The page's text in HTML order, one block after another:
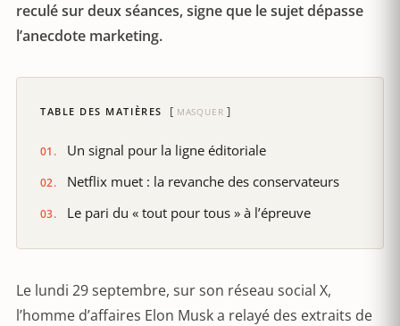
reculé sur deux séances, signe que le sujet dépasse
l’anecdote marketing.
TABLE DES MATIÈRES MASQUER
Un signal pour la ligne éditoriale
Netflix muet : la revanche des conservateurs
Le pari du « tout pour tous » à l’épreuve
Le lundi 29 septembre, sur son réseau social X,
l’homme d’affaires Elon Musk a relayé des extraits de